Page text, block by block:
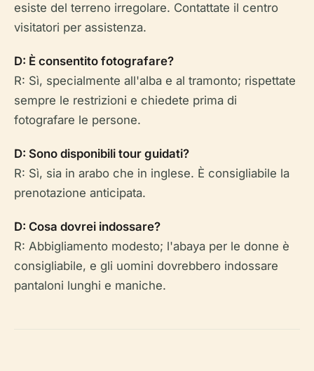
esiste del terreno irregolare. Contattate il centro
visitatori per assistenza.
D: È consentito fotografare?
R: Sì, specialmente all'alba e al tramonto; rispettate
sempre le restrizioni e chiedete prima di
fotografare le persone.
D: Sono disponibili tour guidati?
R: Sì, sia in arabo che in inglese. È consigliabile la
prenotazione anticipata.
D: Cosa dovrei indossare?
R: Abbigliamento modesto; l'abaya per le donne è
consigliabile, e gli uomini dovrebbero indossare
pantaloni lunghi e maniche.